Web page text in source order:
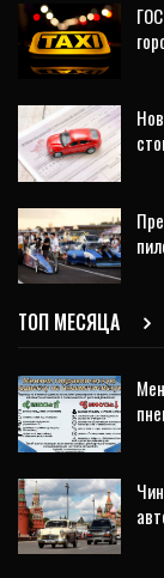
ТОП МЕСЯЦА